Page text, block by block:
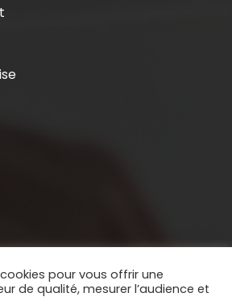
pour vous offrir une
de qualité, mesurer l’audience et